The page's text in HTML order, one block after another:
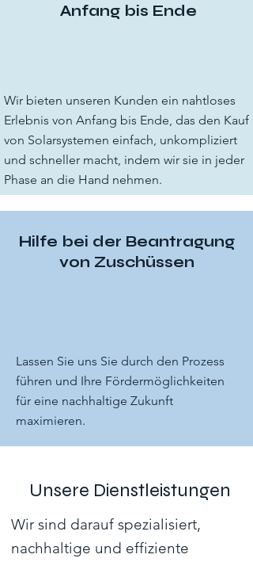
Anfang bis Ende
Wir bieten unseren Kunden ein nahtloses
Erlebnis von Anfang bis Ende, das den Kauf
von Solarsystemen einfach, unkompliziert
und schneller macht, indem wir sie in jeder
Phase an die Hand nehmen.
Hilfe bei der Beantragung
von Zuschüssen
Lassen Sie uns Sie durch den Prozess
führen und Ihre Fördermöglichkeiten
für eine nachhaltige Zukunft
maximieren.
Unsere Dienstleistungen
Wir sind darauf spezialisiert,
nachhaltige und effiziente